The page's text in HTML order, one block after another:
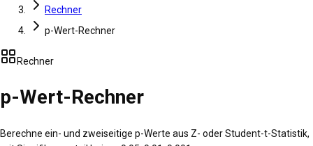
Rechner
p-Wert-Rechner
Rechner
p-Wert-Rechner
Berechne ein- und zweiseitige p-Werte aus Z- oder Student-t-Statistik,